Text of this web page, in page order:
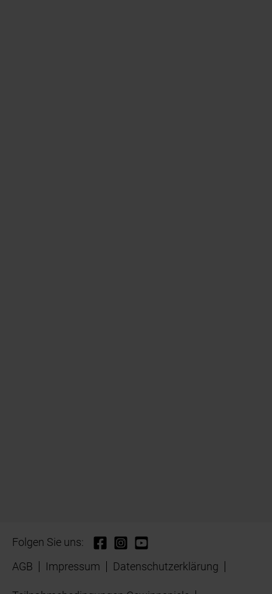
Folgen Sie uns:
AGB
Impressum Datenschutzerklärung